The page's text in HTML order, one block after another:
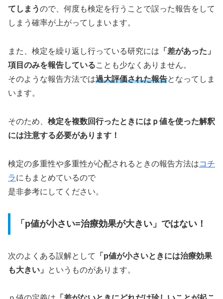
てしまうので、何度も検定を行うことで誤った報告をして
しまう確率が上がってしまいます。
また、検定を繰り返し行っている研究には 「差があった」
項目のみを報告していることも少なくありません。
そのような報告方法では過大評価された報告となってしま
います。
そのため、 検定を複数回行ったときにはｐ値を使った解釈
には注意する必要があります！
検定の多重性や多重性が心配されるときの報告方法はコチ
ラにもまとめているので
是非参考にしてください。
「p値が小さい=治療効果が大きい」ではない！
次のよくある誤解として
「p値が小さいときには治療効果
も大きい」
というものがあります。